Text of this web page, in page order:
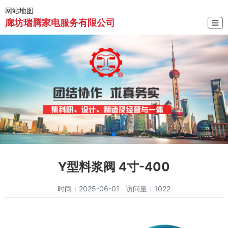
网站地图
廊坊瑞腾家电服务有限公司 ☰
Y型料浆阀 4寸-400
时间：2025-06-01 访问量：1022